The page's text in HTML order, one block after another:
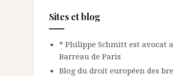
Sites et blog
* Philippe Schmitt est avocat
Barreau de Paris
Blog du droit européen des